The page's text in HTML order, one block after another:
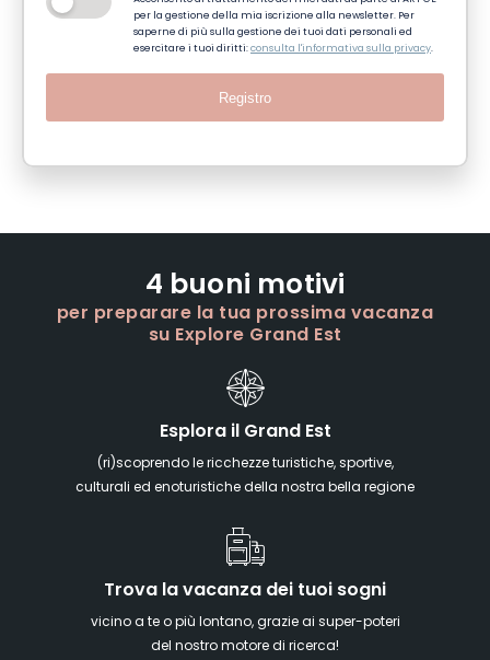
per la gestione della mia iscrizione alla newsletter. Per
saperne di più sulla gestione dei tuoi dati personali ed
esercitare i tuoi diritti:consulta l'informativa sulla privacy.
Registro
4 buoni motivi
per preparare la tua prossima vacanza
su Explore Grand Est
Esplora il Grand Est
(ri)scoprendo le ricchezze turistiche, sportive,
culturali ed enoturistiche della nostra bella regione
Trova la vacanza dei tuoi sogni
vicino a te o più lontano, grazie ai super-poteri
del nostro motore di ricerca!